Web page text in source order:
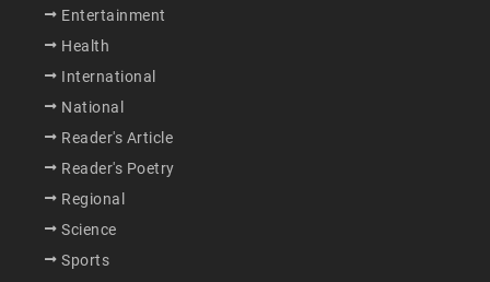
Entertainment
Health
International
National
Reader's Article
Reader's Poetry
Regional
Science
Sports